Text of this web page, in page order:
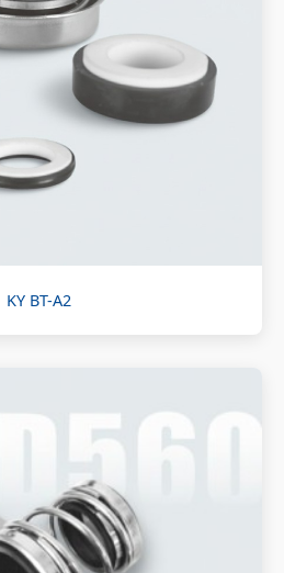
KY BT-A2